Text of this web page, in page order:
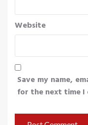
Website
Save my name,
for the next time I